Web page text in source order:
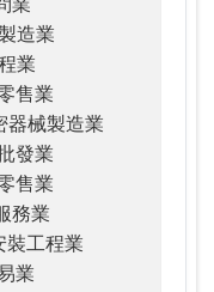
業
造業
業
售業
器械製造業
發業
售業
務業
裝工程業
業